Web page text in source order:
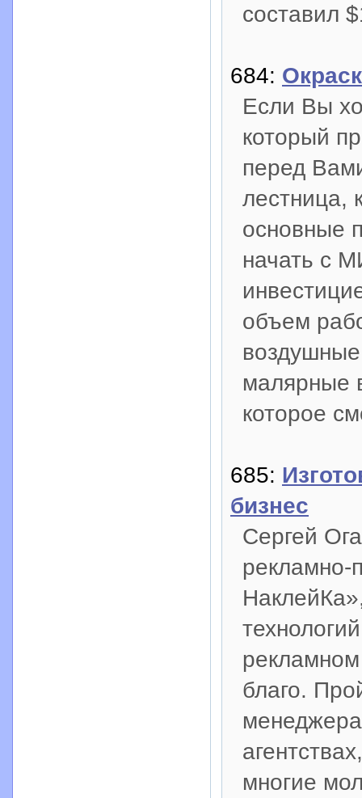
составил
684:
Если Вы
который
перед
лестница,
основные
начать с
объем
малярные
которое
685:
бизнес
Сергей
рекламно-
благо.
многие